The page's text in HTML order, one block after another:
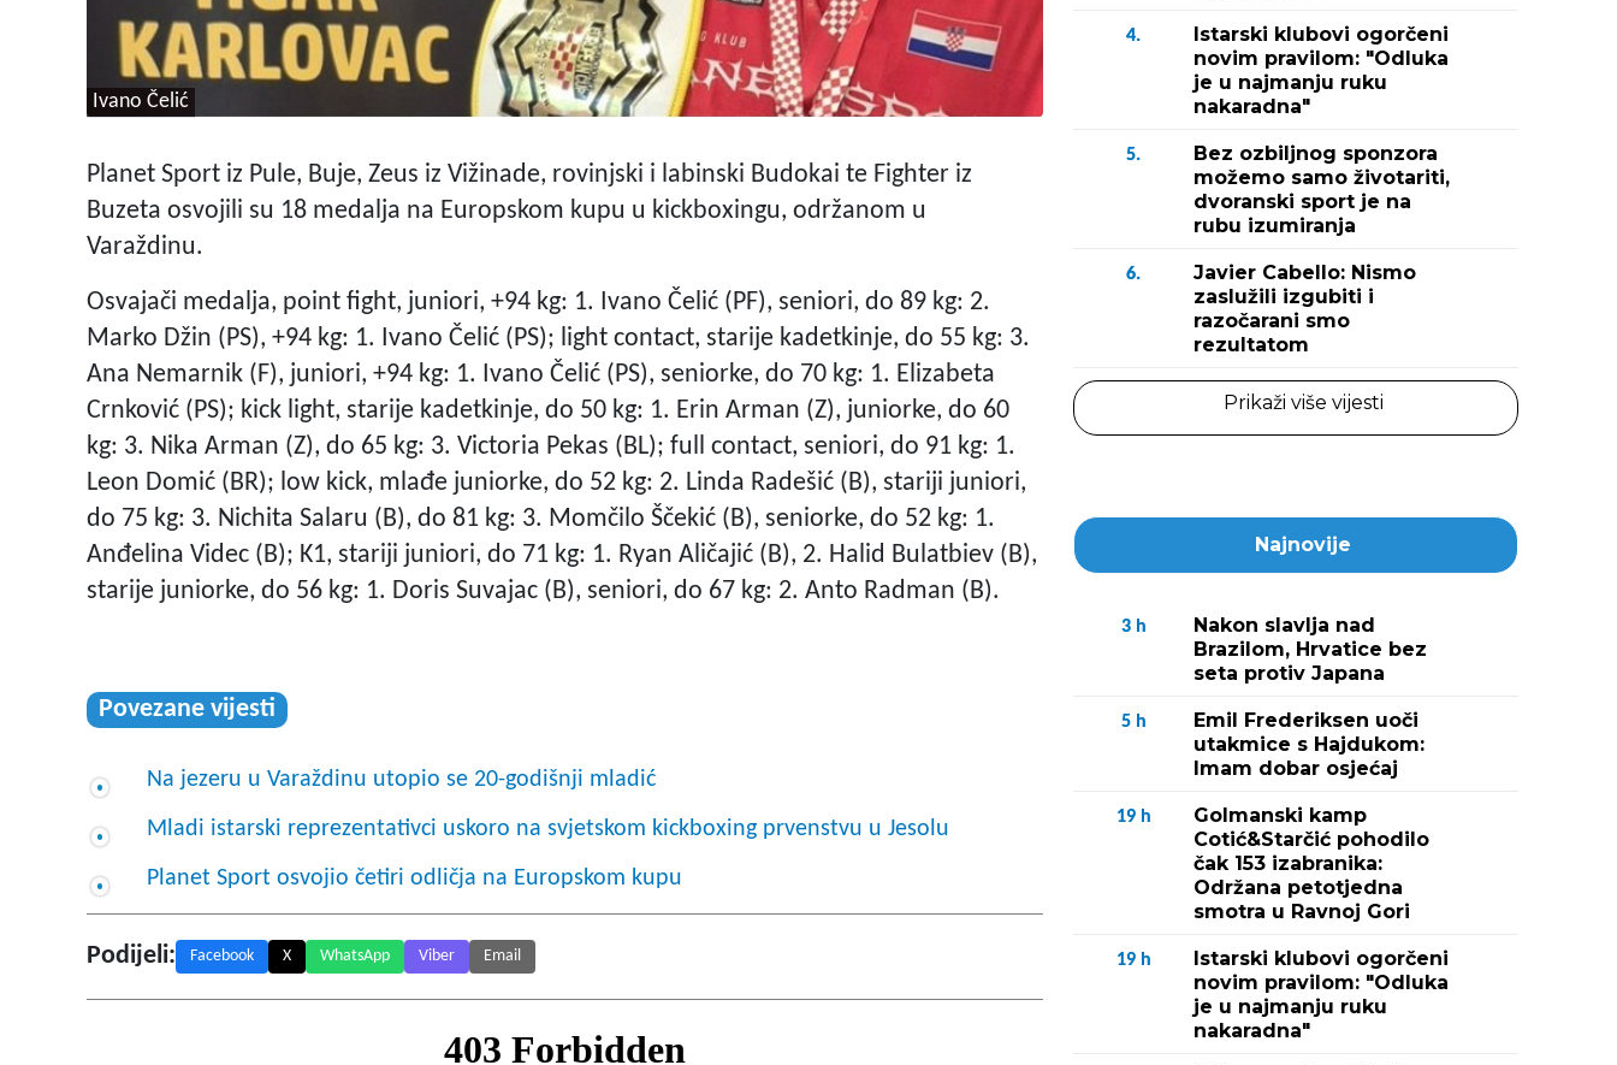
Ivano Čelić
Planet Sport iz Pule, Buje, Zeus iz Vižinade, rovinjski i labinski Budokai te Fighter iz
Buzeta osvojili su 18 medalja na Europskom kupu u kickboxingu, održanom u
Varaždinu.
Osvajači medalja, point fight, juniori, +94 kg: 1. Ivano Čelić (PF), seniori, do 89 kg: 2.
Marko Džin (PS), +94 kg: 1. Ivano Čelić (PS); light contact, starije kadetkinje, do 55 kg: 3.
Ana Nemarnik (F), juniori, +94 kg: 1. Ivano Čelić (PS), seniorke, do 70 kg: 1. Elizabeta
Crnković (PS); kick light, starije kadetkinje, do 50 kg: 1. Erin Arman (Z), juniorke, do 60
kg: 3. Nika Arman (Z), do 65 kg: 3. Victoria Pekas (BL); full contact, seniori, do 91 kg: 1.
Leon Domić (BR); low kick, mlađe juniorke, do 52 kg: 2. Linda Radešić (B), stariji juniori,
do 75 kg: 3. Nichita Salaru (B), do 81 kg: 3. Momčilo Ščekić (B), seniorke, do 52 kg: 1.
Anđelina Videc (B); K1, stariji juniori, do 71 kg: 1. Ryan Aličajić (B), 2. Halid Bulatbiev (B),
starije juniorke, do 56 kg: 1. Doris Suvajac (B), seniori, do 67 kg: 2. Anto Radman (B).
Povezane vijesti
Na jezeru u Varaždinu utopio se 20-godišnji mladić
Mladi istarski reprezentativci uskoro na svjetskom kickboxing prvenstvu u Jesolu
Planet Sport osvojio četiri odličja na Europskom kupu
Podijeli: Facebook X WhatsApp Viber Email
4.
Istarski klubovi ogorčeni
novim pravilom: "Odluka
je u najmanju ruku
nakaradna"
5.
Bez ozbiljnog sponzora
možemo samo životariti,
dvoranski sport je na
rubu izumiranja
6.
Javier Cabello: Nismo
zaslužili izgubiti i
razočarani smo
rezultatom
Prikaži više vijesti
Najnovije
3 h
Nakon slavlja nad
Brazilom, Hrvatice bez
seta protiv Japana
5 h
Emil Frederiksen uoči
utakmice s Hajdukom:
Imam dobar osjećaj
19 h
Golmanski kamp
Cotić&Starčić pohodilo
čak 153 izabranika:
Održana petotjedna
smotra u Ravnoj Gori
19 h
Istarski klubovi ogorčeni
novim pravilom: "Odluka
je u najmanju ruku
nakaradna"